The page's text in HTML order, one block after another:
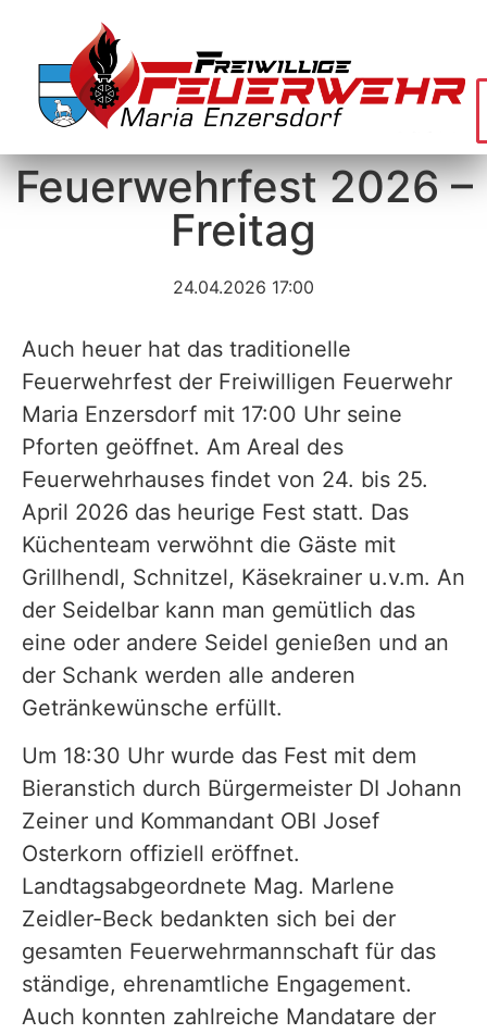
Feuerwehrfest 2026 –
Freitag
24.04.2026 17:00
Auch heuer hat das traditionelle
Feuerwehrfest der Freiwilligen Feuerwehr
Maria Enzersdorf mit 17:00 Uhr seine
Pforten geöffnet. Am Areal des
Feuerwehrhauses findet von 24. bis 25.
April 2026 das heurige Fest statt. Das
Küchenteam verwöhnt die Gäste mit
Grillhendl, Schnitzel, Käsekrainer u.v.m. An
der Seidelbar kann man gemütlich das
eine oder andere Seidel genießen und an
der Schank werden alle anderen
Getränkewünsche erfüllt.
Um 18:30 Uhr wurde das Fest mit dem
Bieranstich durch Bürgermeister DI Johann
Zeiner und Kommandant OBI Josef
Osterkorn offiziell eröffnet.
Landtagsabgeordnete Mag. Marlene
Zeidler-Beck bedankten sich bei der
gesamten Feuerwehrmannschaft für das
ständige, ehrenamtliche Engagement.
Auch konnten zahlreiche Mandatare der